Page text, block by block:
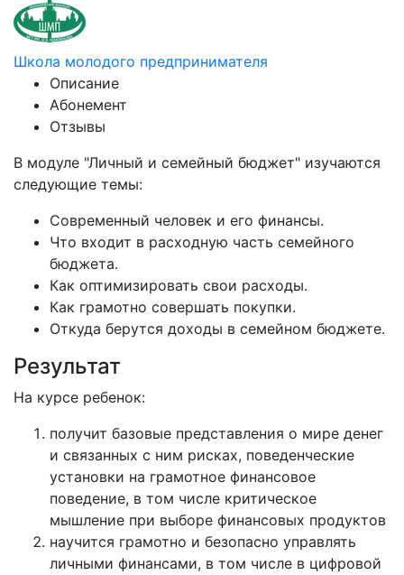
Школа молодого предпринимателя
Описание
Абонемент
Отзывы
В модуле "Личный и семейный бюджет" изучаются
следующие темы:
Современный человек и его финансы.
Что входит в расходную часть семейного
бюджета.
Как оптимизировать свои расходы.
Как грамотно совершать покупки.
Откуда берутся доходы в семейном бюджете.
Результат
На курсе ребенок:
получит базовые представления о мире денег
и связанных с ним рисках, поведенческие
установки на грамотное финансовое
поведение, в том числе критическое
мышление при выборе финансовых продуктов
научится грамотно и безопасно управлять
личными финансами, в том числе в цифровой